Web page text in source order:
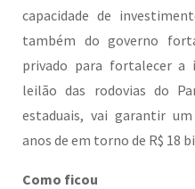
capacidade de
também do governo
privado para fortalecer a
leilão das rodovias do
estaduais, vai garantir
anos de em torno de R$ 18
Como ficou